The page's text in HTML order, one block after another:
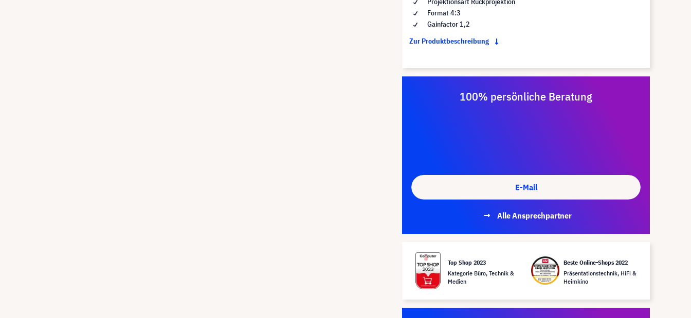
Format 4:3
Gainfactor 1,2
Zur Produktbeschreibung
100% persönliche Beratung
E-Mail
Alle Ansprechpartner
Top Shop 2023
Kategorie Büro, Technik &
Medien
Beste Online-Shops 2022
Präsentationstechnik, HiFi &
Heimkino